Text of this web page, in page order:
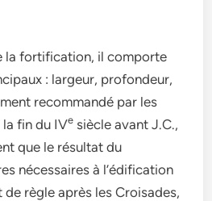
la fortification, il comporte
: largeur, profondeur,
recommandé par les
la fin du IVe siècle avant J.C.,
que le résultat du
nécessaires à l’édification
de règle après les Croisades,